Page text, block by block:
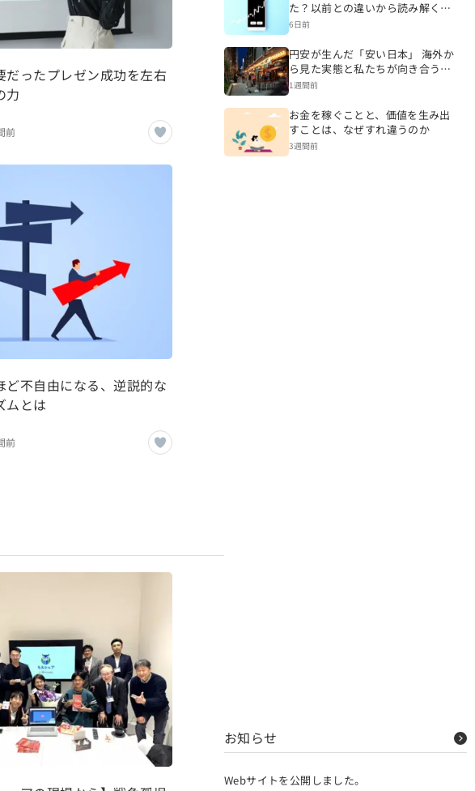
だったプレゼン成功を左右
力
前
ど不自由になる、逆説的な
ムとは
前
た？以前との違いから読み解く資
産形成
6日前
円安が生んだ「安い日本」 海外か
ら見た実態と私たちが向き合うべ
き現実
1週間前
お金を稼ぐことと、価値を生み出
すことは、なぜすれ違うのか
3週間前
お知らせ
Webサイトを公開しました。